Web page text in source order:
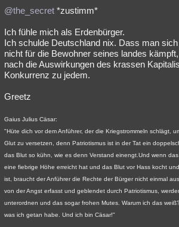
@the_secret *zustimm*
Ich fühle mich als Erdenbürger.
Ich schulde Deutschland nix. Dass man
nicht für die Bewohner seines landes
nach die Auswirkungen des krassen
Konkurrenz zu jedem.
Greetz
Gaius Julius Cäsar:
"Hüte dich vor dem Anführer, der die Kriegstrommeln schlägt,
Glut zu versetzen, denn Patriotismus ist in der Tat ein
das Blut so kühn, wie es denn Verstand einengt.Und wenn
eine fiebrige Höhe erreicht hat und das Blut vor Hass kocht
ist, braucht der Anführer die Rechte der Bürger nicht einmal
von der Angst erfasst und geblendet durch Patriotismus,
unterordnen und das sogar frohen Mutes. Warum ich das
was ich getan habe. Und ich bin Cäsar!"